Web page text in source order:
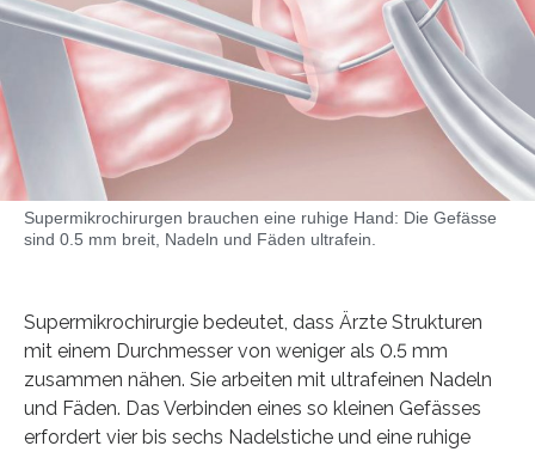
Supermikrochirurgen brauchen eine ruhige Hand: Die Gefässe
sind 0.5 mm breit, Nadeln und Fäden ultrafein.
Supermikrochirurgie bedeutet, dass Ärzte Strukturen
mit einem Durchmesser von weniger als 0.5 mm
zusammen nähen. Sie arbeiten mit ultrafeinen Nadeln
und Fäden. Das Verbinden eines so kleinen Gefässes
erfordert vier bis sechs Nadelstiche und eine ruhige